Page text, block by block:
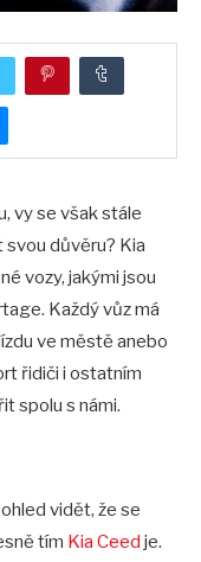
vy se však stále
důvěru? Kia
vozy, jakými jsou
Každý vůz má
ve městě anebo
řidiči i ostatním
spolu s námi.
vidět, že se
tím Kia Ceed je.